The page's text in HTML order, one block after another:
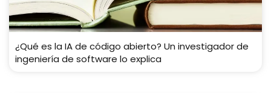
¿Qué es la IA de código abierto? Un investigador de
ingeniería de software lo explica